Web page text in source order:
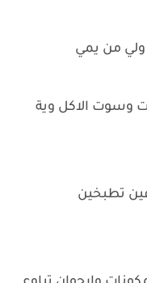
ولي من يمي
وسوت الاكل وية
تطبخين